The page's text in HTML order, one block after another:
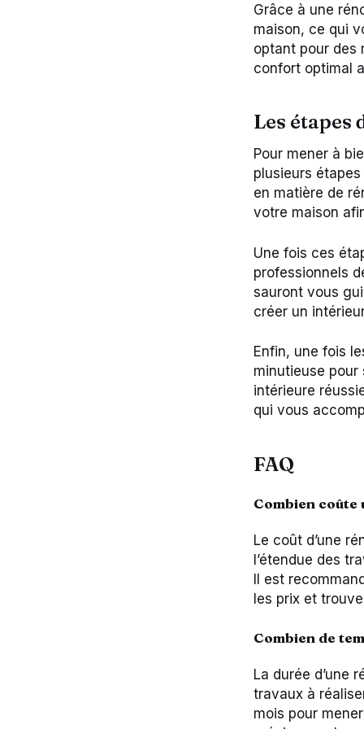
Grâce à une
maison, ce qui
optant pour des
confort optimal
Les étapes
Pour mener à
plusieurs
en matière de
votre maison
Une fois ces
professionnels
sauront vous
créer un
Enfin, une fois
minutieuse pour
intérieure
qui vous
FAQ
Combien
Le coût d’une
l’étendue des
Il est
les prix et
Combien de
La durée d’une
travaux à
mois pour